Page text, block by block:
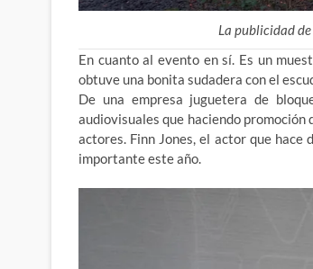
La publicidad
En cuanto al evento en sí. Es un
obtuve una bonita sudadera con el
De una empresa juguetera de
audiovisuales que haciendo promoción
actores. Finn Jones, el actor que hace
importante este año.